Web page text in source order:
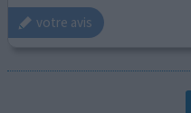
votre avis